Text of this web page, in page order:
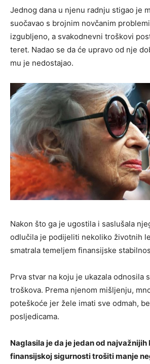
Jednog dana u njenu radnju stigao je
suočavao s brojnim novčanim
izgubljeno, a svakodnevni troškovi
teret. Nadao se da će upravo od nje
mu je nedostajao.
Nakon što ga je ugostila i saslušala
odlučila je podijeliti nekoliko životnih
smatrala temeljem finansijske
Prva stvar na koju je ukazala odnosila
troškova. Prema njenom mišljenju,
poteškoće jer žele imati sve odmah,
posljedicama.
Naglasila je da je jedan od najvažnijih
finansijskoj sigurnosti trošiti manje